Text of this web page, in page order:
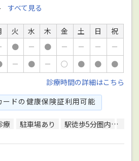
すべて見る
火 水 木 金 土 日
祝
● － ● － － －
－
－ ● － ○ ● ●
●
診療時間の詳細はこちら
ードの健康保険証利用可能
療 駐車場あり 駅徒歩5分圏内